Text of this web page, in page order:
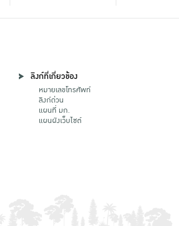
ลิงก์ที่เกี่ยวข้อง
หมายเลขโทรศัพท์
ลิงก์ด่วน
แผนที่ มก.
แผนผังเว็บไซต์